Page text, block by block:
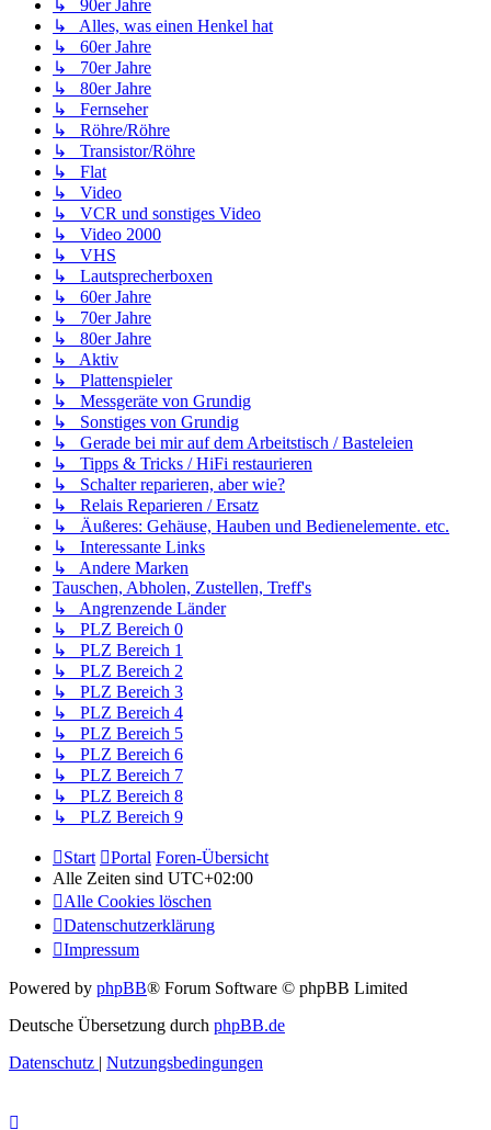
↳ 90er Jahre
↳ Alles, was einen Henkel hat
↳ 60er Jahre
↳ 70er Jahre
↳ 80er Jahre
↳ Fernseher
↳ Röhre/Röhre
↳ Transistor/Röhre
↳ Flat
↳ Video
↳ VCR und sonstiges Video
↳ Video 2000
↳ VHS
↳ Lautsprecherboxen
↳ 60er Jahre
↳ 70er Jahre
↳ 80er Jahre
↳ Aktiv
↳ Plattenspieler
↳ Messgeräte von Grundig
↳ Sonstiges von Grundig
↳ Gerade bei mir auf dem Arbeitstisch / Basteleien
↳ Tipps & Tricks / HiFi restaurieren
↳ Schalter reparieren, aber wie?
↳ Relais Reparieren / Ersatz
↳ Äußeres: Gehäuse, Hauben und Bedienelemente. etc.
↳ Interessante Links
↳ Andere Marken
Tauschen, Abholen, Zustellen, Treff's
↳ Angrenzende Länder
↳ PLZ Bereich 0
↳ PLZ Bereich 1
↳ PLZ Bereich 2
↳ PLZ Bereich 3
↳ PLZ Bereich 4
↳ PLZ Bereich 5
↳ PLZ Bereich 6
↳ PLZ Bereich 7
↳ PLZ Bereich 8
↳ PLZ Bereich 9
Start Portal Foren-Übersicht
Alle Zeiten sind UTC+02:00
Alle Cookies löschen
Datenschutzerklärung
Impressum
Powered by phpBB® Forum Software © phpBB Limited
Deutsche Übersetzung durch phpBB.de
Datenschutz | Nutzungsbedingungen